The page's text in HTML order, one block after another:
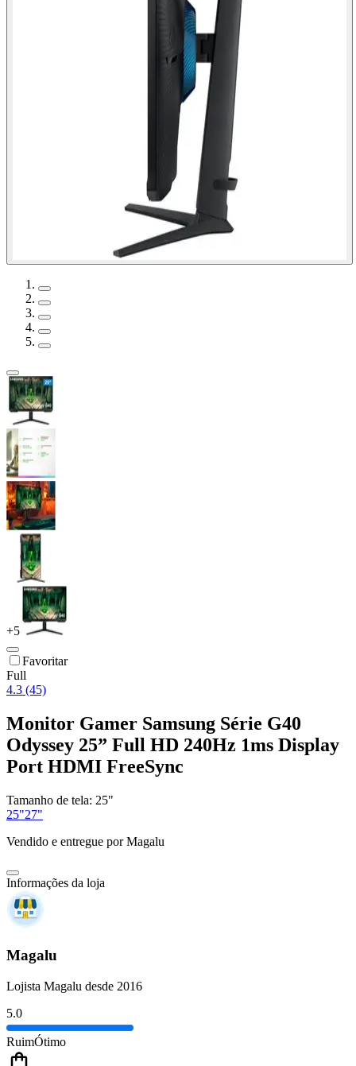
+5
Favoritar
Full
4.3 (45)
Monitor Gamer Samsung Série G40
Odyssey 25” Full HD 240Hz 1ms Display
Port HDMI FreeSync
Tamanho de tela: 25"
25"27"
Vendido e entregue por Magalu
Informações da loja
Magalu
Lojista Magalu desde 2016
5.0
RuimÓtimo